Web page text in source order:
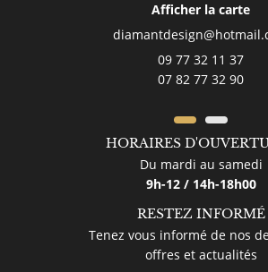
Afficher la carte
09 77 32 11 37
07 82 77 32 90
HORAIRES
Du mardi au samedi
9h-12 / 14h-18h00
RESTEZ INFORMÉ
Tenez vous informé de nos
offres et actualités